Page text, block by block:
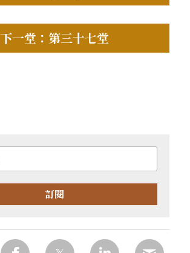
下一堂：第三十七堂
訂閱